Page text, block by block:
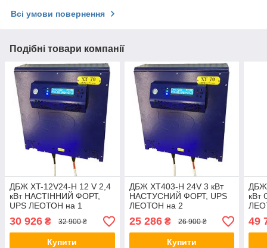
Всі умови повернення
Подібні товари компанії
ДБЖ XT-12V24-Н 12 V 2,4
кВт НАСТІННИЙ ФОРТ,
UPS ЛЕОТОН на 1
акумулятор, джерело
безперебійного живлення
ГАЛС-С
30 926 ₴ 32 900 ₴
Купити
ДБЖ XT403-H 24V 3 кВт
НАСТУСНИЙ ФОРТ, UPS
ЛЕОТОН на 2
акумулятори, джерело
безперебійного живлення
ГАЛС-С
25 286₴ 26 900 ₴
Купити
ДБЖ
кВт
49